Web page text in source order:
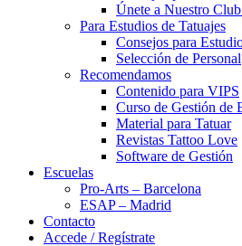
Únete a Nuestro
Para Estudios de Tatuajes
Consejos para
Selección de Personal
Recomendamos
Contenido para VIPS
Curso de Gestión de
Material para Tatuar
Revistas Tattoo Love
Software de Gestión
Escuelas
Pro-Arts – Barcelona
ESAP – Madrid
Contacto
Accede / Regístrate